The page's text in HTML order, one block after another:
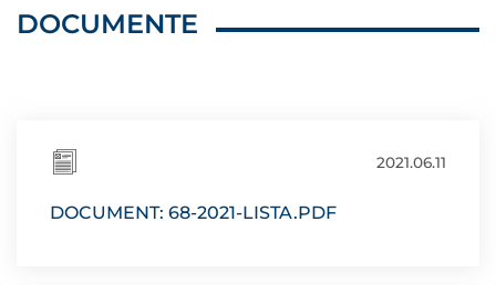
DOCUMENTE
2021.06.11
DOCUMENT: 68-2021-LISTA.PDF